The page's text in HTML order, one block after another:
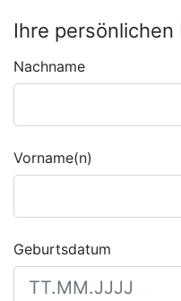
Ihre persönlichen
Nachname
Vorname(n)
Geburtsdatum